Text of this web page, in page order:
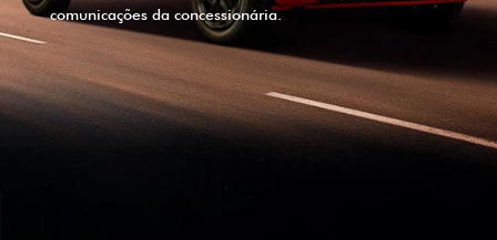
comunicações da concessionária.
ENTRAR EM CONTATO